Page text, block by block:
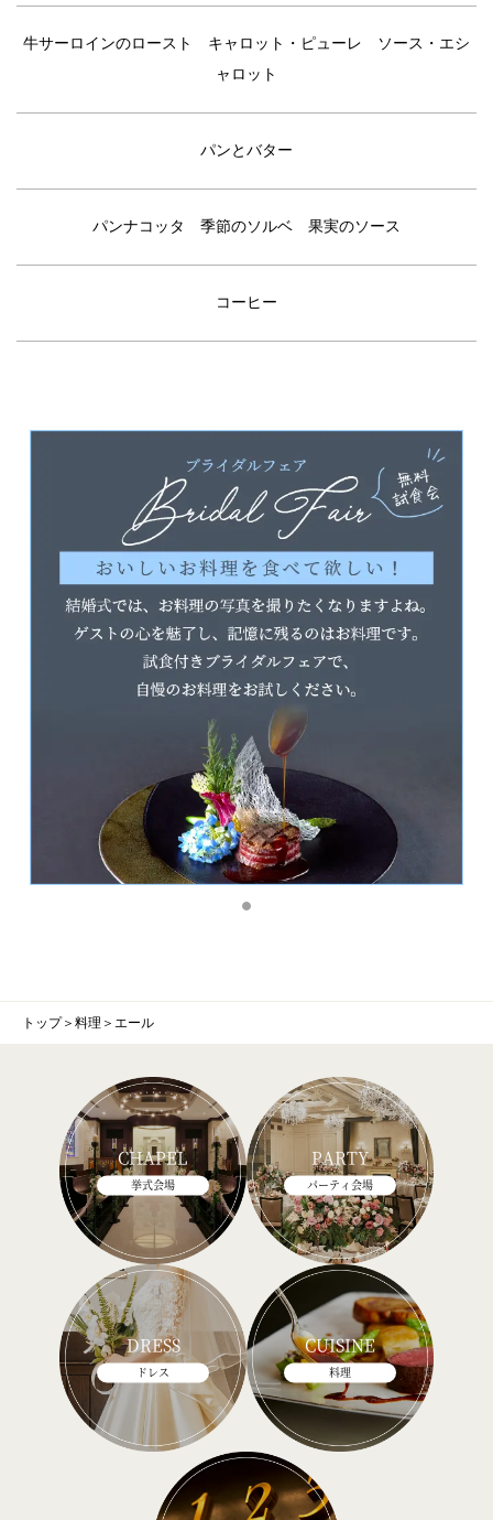
牛サーロインのロースト キャロット・ピューレ ソース・エシ
ャロット
パンとバター
パンナコッタ 季節のソルベ 果実のソース
コーヒー
トップ＞ 料理 ＞ エール
CHAPEL
挙式会場
PARTY
パーティ会場
DRESS
ドレス
CUISINE
料理